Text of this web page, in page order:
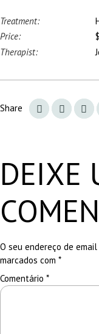
Treatment:
Price:
Therapist:
Share
DEIXE
O seu endereço de
marcados com *
Comentário *